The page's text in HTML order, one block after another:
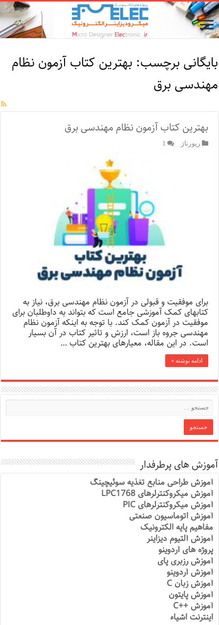
بایگانی برچسب: بهترین کتاب آزمون نظام
مهندسی برق
بهترین کتاب آزمون نظام مهندسی برق
رپورتاژ‌ 1
برای موفقیت و قبولی در آزمون نظام مهندسی برق، نیاز به
کتابهای کمک آموزشی جامع است که بتواند به داوطلبان برای
موفقیت در آزمون کمک کند. با توجه به اینکه آزمون نظام
مهندسی جروه باز است، ارزش و تاثیر کتاب در آن بسیار
است. در این مقاله، معیارهای بهترین کتاب …
ادامه نوشته »
آموزش های پرطرفدار
آموزش طراحی منابع تغذیه سوئیچینگ
آموزش میکروکنترلرهای LPC1768
آموزش میکروکنترلرهای PIC
آموزش اتوماسیون صنعتی
مفاهیم پایه الکترونیک
آموزش آلتیوم دیزاینر
پروژه های آردوینو
آموزش رزبری پای
آموزش آردوینو
آموزش زبان C
آموزش پایتون
آموزش ++C
اینترنت اشیاء